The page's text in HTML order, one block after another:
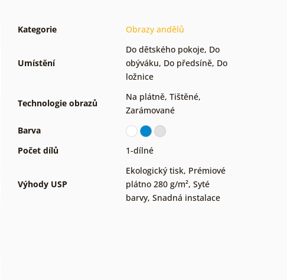
Kategorie Obrazy andělů
Umístění
Do dětského pokoje, Do
obýváku, Do předsíně, Do
ložnice
Technologie obrazů
Na plátně, Tištěné,
Zarámované
Barva
Počet dílů
1-dílné
Výhody USP
Ekologický tisk, Prémiové
plátno 280 g/m², Syté
barvy, Snadná instalace